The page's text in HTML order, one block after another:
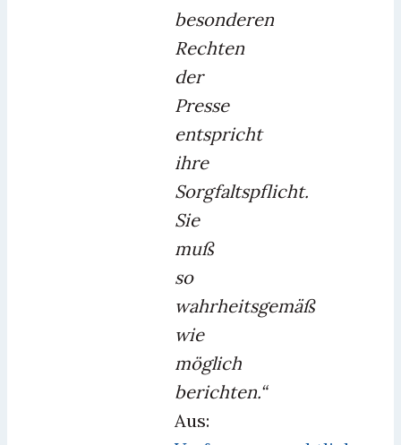
besonderen
Rechten
der
Presse
entspricht
ihre
Sorgfaltspflicht.
Sie
muß
so
wahrheitsgemäß
wie
möglich
berichten.“
Aus: